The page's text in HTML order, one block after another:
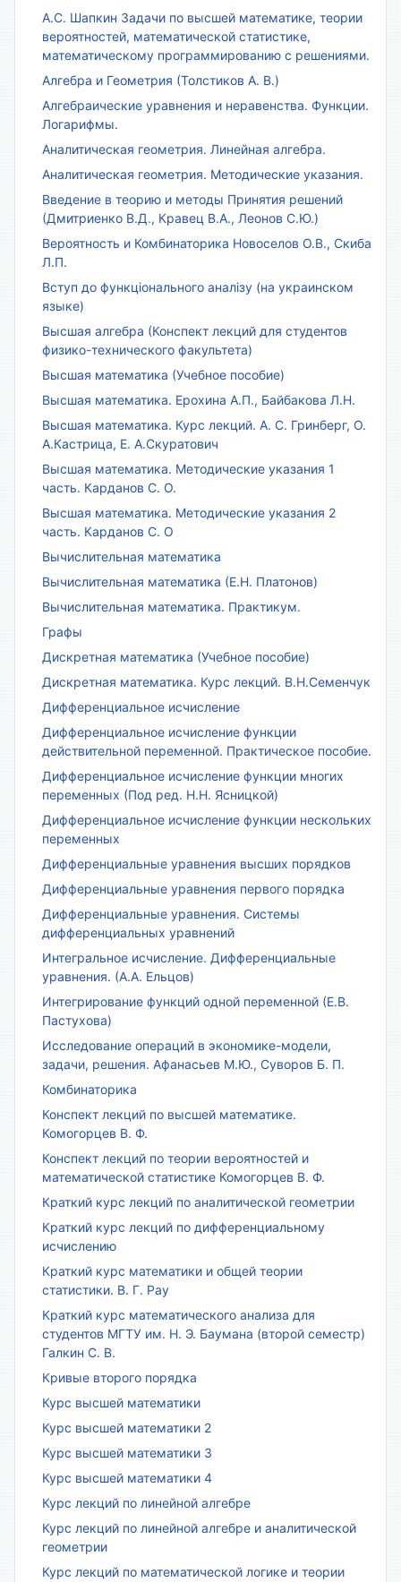
А.С. Шапкин Задачи по высшей математике, теории
вероятностей, математической статистике,
математическому программированию с решениями.
Алгебра и Геометрия (Толстиков А. В.)
Алгебраические уравнения и неравенства. Функции.
Логарифмы.
Аналитическая геометрия. Линейная алгебра.
Аналитическая геометрия. Методические указания.
Введение в теорию и методы Принятия решений
(Дмитриенко В.Д., Кравец В.А., Леонов С.Ю.)
Вероятность и Комбинаторика Новоселов О.В., Скиба
Л.П.
Вступ до функціонального аналізу (на украинском
языке)
Высшая алгебра (Конспект лекций для студентов
физико-технического факультета)
Высшая математика (Учебное пособие)
Высшая математика. Ерохина А.П., Байбакова Л.Н.
Высшая математика. Курс лекций. А. С. Гринберг, О.
А.Кастрица, Е. А.Скуратович
Высшая математика. Методические указания 1
часть. Карданов С. О.
Высшая математика. Методические указания 2
часть. Карданов С. О
Вычислительная математика
Вычислительная математика (Е.Н. Платонов)
Вычислительная математика. Практикум.
Графы
Дискретная математика (Учебное пособие)
Дискретная математика. Курс лекций. В.Н.Семенчук
Дифференциальное исчисление
Дифференциальное исчисление функции
действительной переменной. Практическое пособие.
Дифференциальное исчисление функции многих
переменных (Под ред. Н.Н. Ясницкой)
Дифференциальное исчисление функции нескольких
переменных
Дифференциальные уравнения высших порядков
Дифференциальные уравнения первого порядка
Дифференциальные уравнения. Системы
дифференциальных уравнений
Интегральное исчисление. Дифференциальные
уравнения. (А.А. Ельцов)
Интегрирование функций одной переменной (Е.В.
Пастухова)
Исследование операций в экономике-модели,
задачи, решения. Афанасьев М.Ю., Суворов Б. П.
Комбинаторика
Конспект лекций по высшей математике.
Комогорцев В. Ф.
Конспект лекций по теории вероятностей и
математической статистике Комогорцев В. Ф.
Краткий курс лекций по аналитической геометрии
Краткий курс лекций по дифференциальному
исчислению
Краткий курс математики и общей теории
статистики. В. Г. Рау
Краткий курс математического анализа для
студентов МГТУ им. Н. Э. Баумана (второй семестр)
Галкин С. В.
Кривые второго порядка
Курс высшей математики
Курс высшей математики 2
Курс высшей математики 3
Курс высшей математики 4
Курс лекций по линейной алгебре
Курс лекций по линейной алгебре и аналитической
геометрии
Курс лекций по математической логике и теории